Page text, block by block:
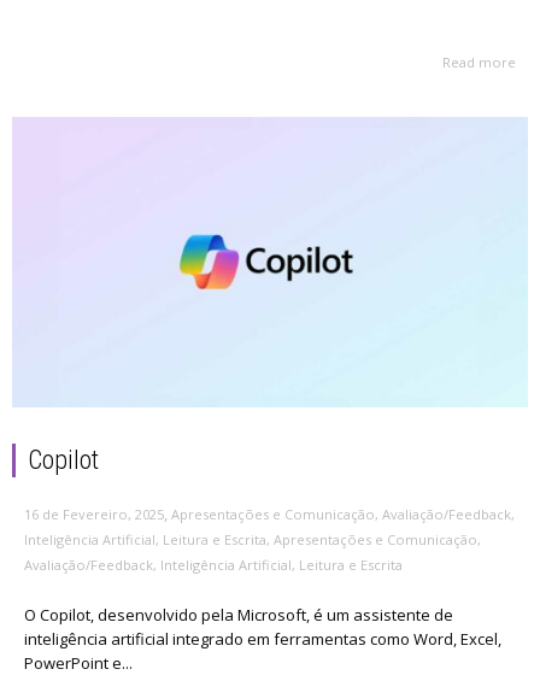
Read more
Copilot
16 de Fevereiro, 2025, Apresentações e Comunicação, Avaliação/Feedback,
Inteligência Artificial, Leitura e Escrita, Apresentações e Comunicação,
Avaliação/Feedback, Inteligência Artificial, Leitura e Escrita
O Copilot, desenvolvido pela Microsoft, é um assistente de
inteligência artificial integrado em ferramentas como Word, Excel,
PowerPoint e...